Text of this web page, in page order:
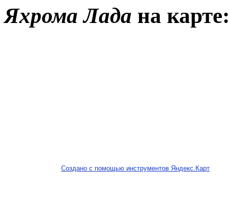
Яхрома Лада на
Создано с помощью инструментов Яндекс.Карт